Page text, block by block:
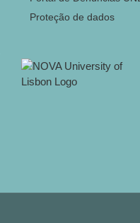
Proteção de dados